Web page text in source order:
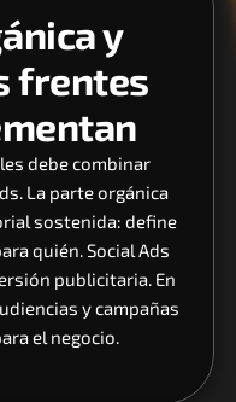
y
frentes
debe combinar
La parte orgánica
sostenida: define
quién. Social Ads
publicitaria. En
y campañas
el negocio.